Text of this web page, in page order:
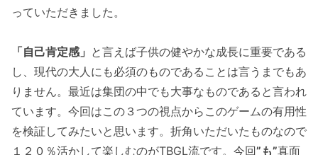
っていただきました。
「自己肯定感」 と言えば子供の健やかな成長に重要である
し、現代の大人にも必須のものであることは言うまでもあ
りません。最近は集団の中でも大事なものであると言われ
ています。今回はこの３つの視点からこのゲームの有用性
を検証してみたいと思います。折角いただいたものなので
１２０％活かして楽しむのがTBGL流です。今回”も”真面